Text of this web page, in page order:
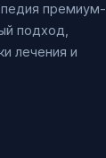
премиум-
подход,
лечения и